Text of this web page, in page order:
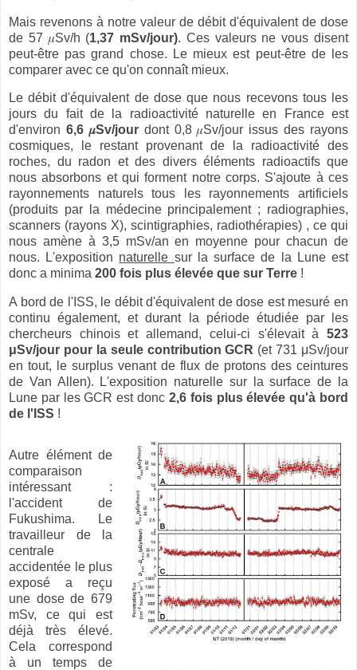
Mais revenons à notre valeur de débit d'équivalent de dose
de 57 𝜇Sv/h (1,37 mSv/jour). Ces valeurs ne vous disent
peut-être pas grand chose. Le mieux est peut-être de les
comparer avec ce qu'on connaît mieux.
Le débit d'équivalent de dose que nous recevons tous les
jours du fait de la radioactivité naturelle en France est
d'environ 6,6 𝜇Sv/jourdont 0,8 𝜇Sv/jour issus des rayons
cosmiques, le restant provenant de la radioactivité des
roches, du radon et des divers éléments radioactifs que
nous absorbons et qui forment notre corps. S'ajoute à ces
rayonnements naturels tous les rayonnements artificiels
(produits par la médecine principalement ; radiographies,
scanners (rayons X), scintigraphies, radiothérapies) , ce qui
nous amène à 3,5 mSv/an en moyenne pour chacun de
nous. L'exposition naturelle sur la surface de la Lune est
donc a minima 200 fois plus élevée que sur Terre !
A bord de l'ISS, le débit d'équivalent de dose est mesuré en
continu également, et durant la période étudiée par les
chercheurs chinois et allemand, celui-ci s'élevait à 523
μSv/jour pour la seule contribution GCR (et 731 μSv/jour
en tout, le surplus venant de flux de protons des ceintures
de Van Allen). L'exposition naturelle sur la surface de la
Lune par les GCR est donc 2,6 fois plus élevée qu'à bord
de l'ISS !
Autre élément de
comparaison
intéressant :
l'accident de
Fukushima. Le
travailleur de la
centrale
accidentée le plus
exposé a reçu
une dose de 679
mSv, ce qui est
déjà très élevé.
Cela correspond
à un temps de